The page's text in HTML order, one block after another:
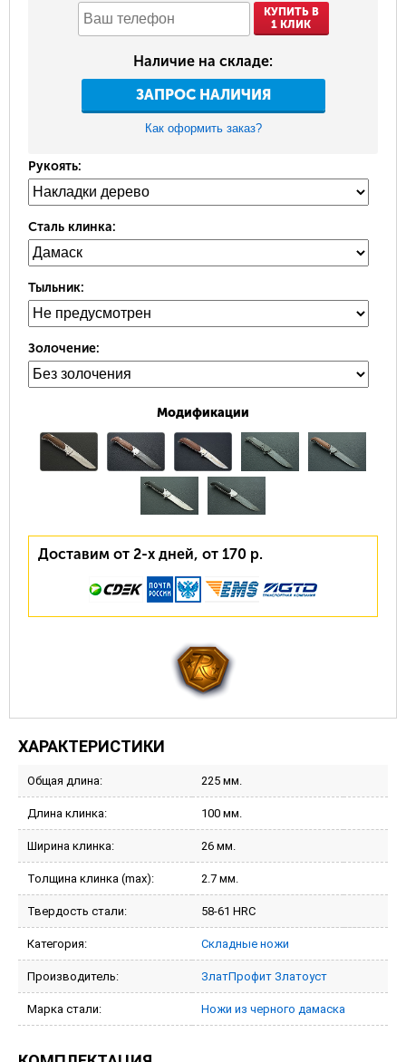
КУПИТЬ В
1 КЛИК
Наличие на складе:
ЗАПРОС НАЛИЧИЯ
Как оформить заказ?
Рукоять:
Сталь клинка:
Тыльник:
Золочение:
Модификации
Доставим от 2-х дней, от 170 р.
ХАРАКТЕРИСТИКИ
Общая длина: 225 мм.
Длина клинка: 100 мм.
Ширина клинка: 26 мм.
Толщина клинка (max): 2.7 мм.
Твердость стали: 58-61 HRC
Категория: Складные ножи
Производитель: ЗлатПрофит Златоуст
Марка стали: Ножи из черного дамаска